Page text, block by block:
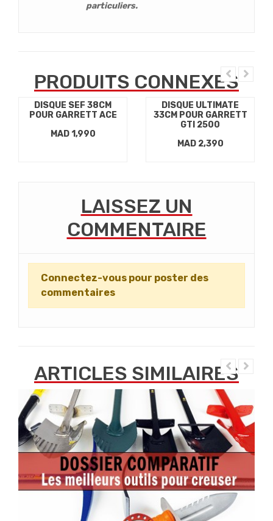
particuliers.
PRODUITS CONNEXES
DISQUE SEF 38CM
POUR GARRETT ACE
MAD 1,990
DISQUE ULTIMATE
33CM POUR GARRETT
GTI 2500
MAD 2,390
LAISSEZ UN
COMMENTAIRE
Connectez-vous pour poster des
commentaires
ARTICLES SIMILAIRES